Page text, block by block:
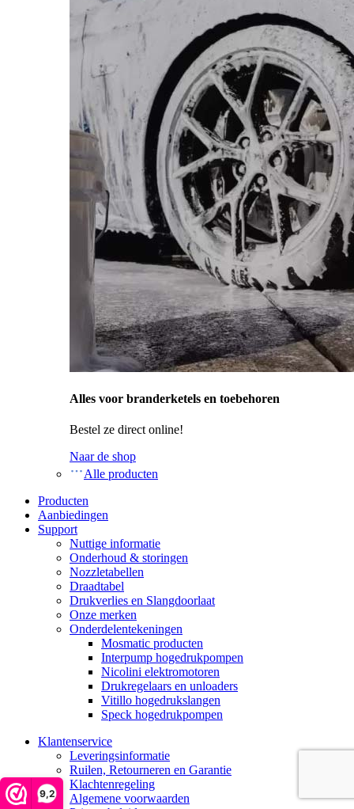
9,2
Alles voor branderketels en toebehoren
Bestel ze direct online!
Naar de shop
Alle producten
Producten
Aanbiedingen
Support
Nuttige informatie
Onderhoud & storingen
Nozzletabellen
Draadtabel
Drukverlies en Slangdoorlaat
Onze merken
Onderdelentekeningen
Mosmatic producten
Interpump hogedrukpompen
Nicolini elektromotoren
Drukregelaars en unloaders
Vitillo hogedrukslangen
Speck hogedrukpompen
Klantenservice
Leveringsinformatie
Ruilen, Retourneren en Garantie
Klachtenregeling
Algemene voorwaarden